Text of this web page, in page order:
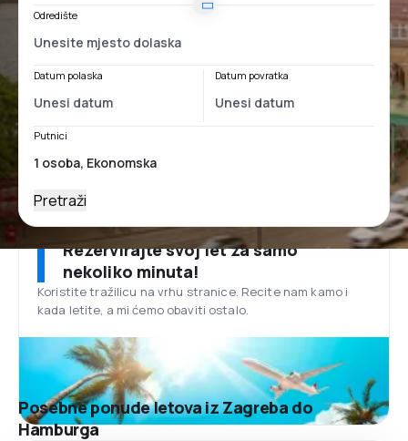
Odredište
Datum polaska Datum povratka
Putnici
Pretraži
Rezervirajte svoj let za samo
nekoliko minuta!
Koristite tražilicu na vrhu stranice. Recite nam kamo i
kada letite, a mi ćemo obaviti ostalo.
Posebne ponude letova iz Zagreba do
Hamburga